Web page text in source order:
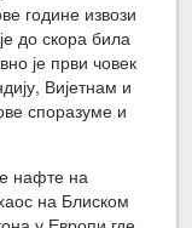
године извози
до скора била
је први човек
Вијетнам и
споразуме и
нафте на
на Блиском